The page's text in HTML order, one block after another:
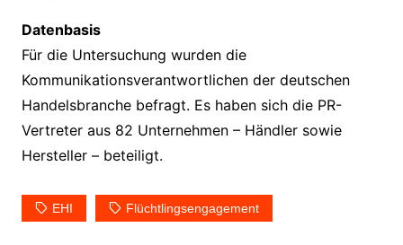
Datenbasis
Für die Untersuchung wurden die
Kommunikationsverantwortlichen der deutschen
Handelsbranche befragt. Es haben sich die PR-
Vertreter aus 82 Unternehmen – Händler sowie
Hersteller – beteiligt.
EHI Flüchtlingsengagement